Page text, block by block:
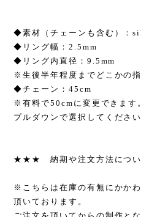
◆素材（チェーンも含む）：
◆リング幅：2.5mm
◆リング内直径：9.5mm
※生後半年程度までどこかの
◆チェーン：45cm
※有料で50cmに変更できます
プルダウンで選択してください
★★★ 納期や注文方法に
※こちらは在庫の有無にかか
頂いております。